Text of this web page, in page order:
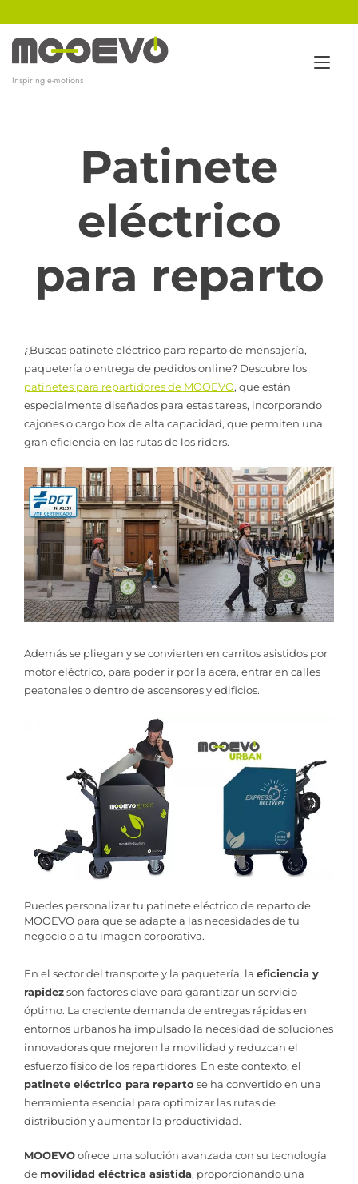
al
contenido
Inspiring e-motions
Patinete
eléctrico
para reparto
¿Buscas patinete eléctrico para reparto de mensajería,
paquetería o entrega de pedidos online? Descubre los
patinetes para repartidores de MOOEVO, que están
especialmente diseñados para estas tareas, incorporando
cajones o cargo box de alta capacidad, que permiten una
gran eficiencia en las rutas de los riders.
Además se pliegan y se convierten en carritos asistidos por
motor eléctrico, para poder ir por la acera, entrar en calles
peatonales o dentro de ascensores y edificios.
Puedes personalizar tu patinete eléctrico de reparto de
MOOEVO para que se adapte a las necesidades de tu
negocio o a tu imagen corporativa.
En el sector del transporte y la paquetería, la eficiencia y
rapidezson factores clave para garantizar un servicio
óptimo. La creciente demanda de entregas rápidas en
entornos urbanos ha impulsado la necesidad de soluciones
innovadoras que mejoren la movilidad y reduzcan el
esfuerzo físico de los repartidores. En este contexto, el
patinete eléctrico para reparto se ha convertido en una
herramienta esencial para optimizar las rutas de
distribución y aumentar la productividad.
MOOEVOofrece una solución avanzada con su tecnología
de movilidad eléctrica asistida, proporcionando una